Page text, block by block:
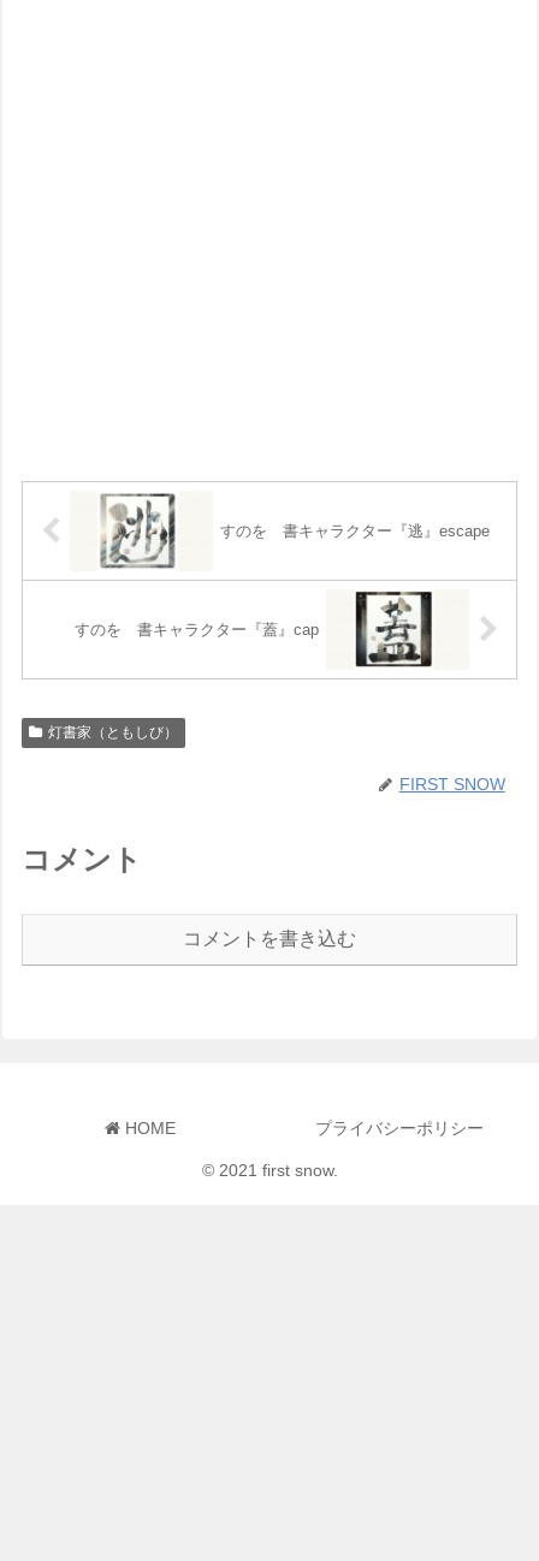
すのを 書キャラクター『逃』escape
すのを 書キャラクター『蓋』cap
灯書家（ともしび）
FIRST SNOW
コメント
コメントを書き込む
HOME プライバシーポリシー
© 2021 first snow.